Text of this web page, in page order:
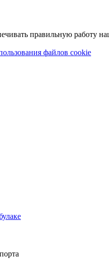
правильную работу
файлов cookie